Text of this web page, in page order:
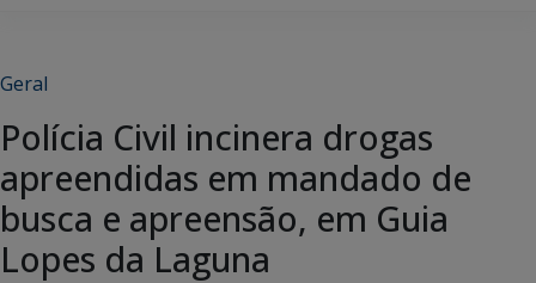
Geral
Polícia Civil incinera drogas
apreendidas em mandado de
busca e apreensão, em Guia
Lopes da Laguna